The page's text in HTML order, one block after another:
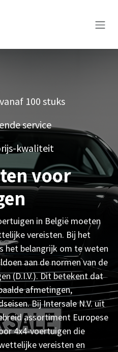
100 stuks
service
kwaliteit
voor
in België moeten
vereisten. Bij het
het belangrijk om te weten
aan de normen van de
(D.I.V.). Dit betekent dat
afmetingen,
Bij Intersale N.V. uit
assortiment Europese
4x4-voertuigen die
vereisten en